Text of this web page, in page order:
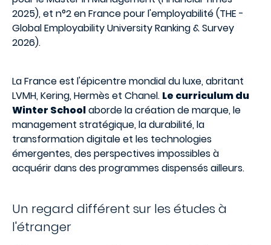
2025), et n°2 en France pour l'employabilité (THE -
Global Employability University Ranking & Survey
2026).
La France est l'épicentre mondial du luxe, abritant
LVMH, Kering, Hermès et Chanel. Le curriculum du
Winter Schoolaborde la création de marque, le
management stratégique, la durabilité, la
transformation digitale et les technologies
émergentes, des perspectives impossibles à
acquérir dans des programmes dispensés ailleurs.
Un regard différent sur les études à
l'étranger